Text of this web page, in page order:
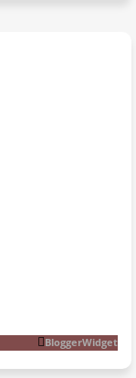
BloggerWidget